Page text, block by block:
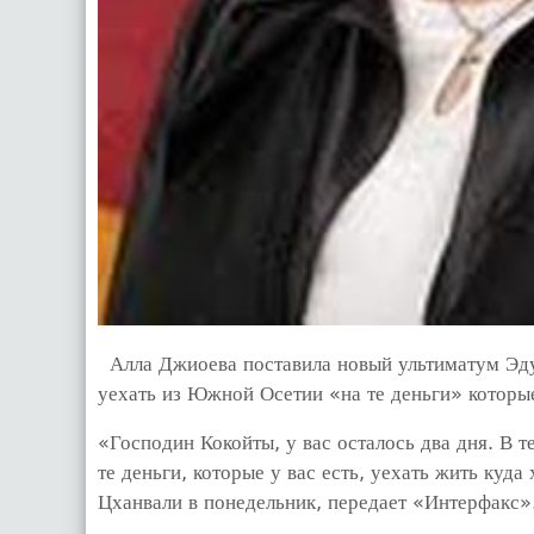
Алла Джиоева поставила новый ультиматум
уехать из Южной Осетии «на те деньги»
«Господин Кокойты, у вас осталось два дня. В
те деньги, которые у вас есть, уехать жить
Цханвали в понедельник, передает